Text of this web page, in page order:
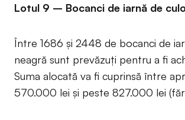
Lotul 9 – Bocanci de iarnă de
Între 1686 și 2448 de bocanci de
neagră sunt prevăzuți pentru a fi
Suma alocată va fi cuprinsă între
570.000 lei și peste 827.000 lei